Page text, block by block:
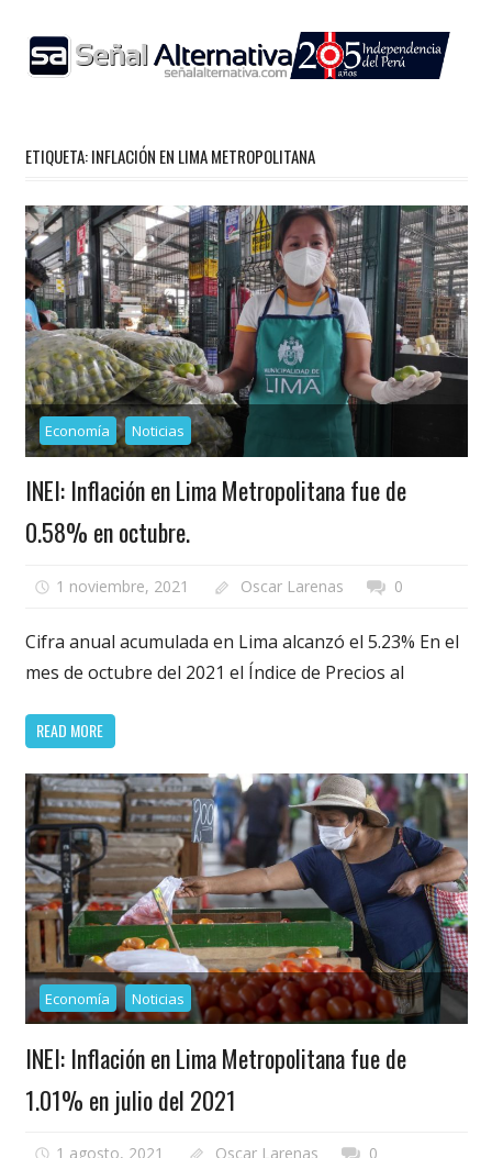
content
ETIQUETA:INFLACIÓN EN LIMA METROPOLITANA
Economía Noticias
INEI: Inflación en Lima Metropolitana fue de
0.58% en octubre.
1 noviembre, 2021 Oscar Larenas 0
Cifra anual acumulada en Lima alcanzó el 5.23% En el
mes de octubre del 2021 el Índice de Precios al
READ MORE
Economía Noticias
INEI: Inflación en Lima Metropolitana fue de
1.01% en julio del 2021
1 agosto, 2021 Oscar Larenas 0